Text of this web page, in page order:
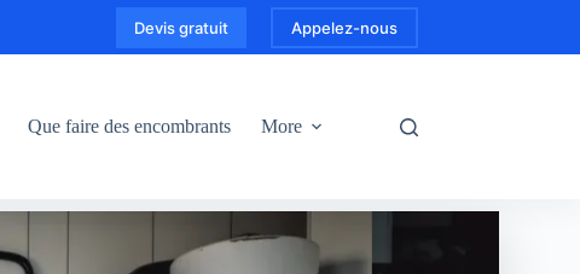
Devis gratuit Appelez-nous
Que faire des encombrants More